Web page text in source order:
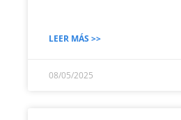
LEER MÁS >>
08/05/2025